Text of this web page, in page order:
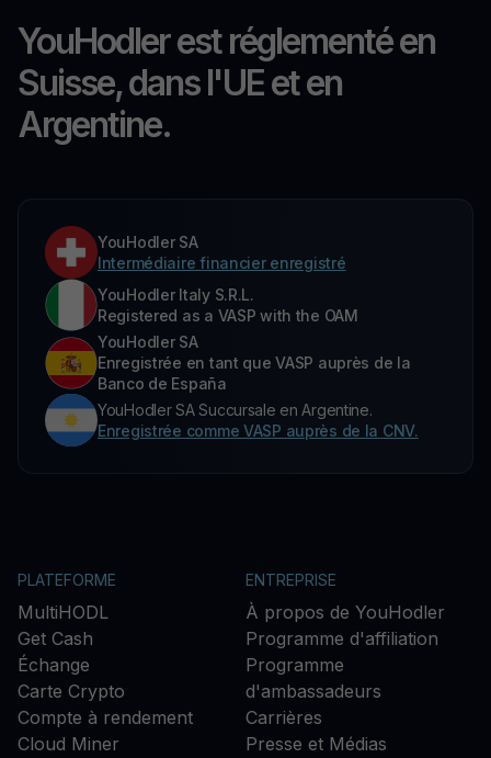
YouHodler est réglementé en
Suisse, dans l'UE et en
Argentine.
YouHodler SA
Intermédiaire financier enregistré
YouHodler Italy S.R.L.
Registered as a VASP with the OAM
YouHodler SA
Enregistrée en tant que VASP auprès de la
Banco de España
YouHodler SA Succursale en Argentine.
Enregistrée comme VASP auprès de la CNV.
PLATEFORME
MultiHODL
Get Cash
Échange
Carte Crypto
Compte à rendement
Cloud Miner
ENTREPRISE
À propos de YouHodler
Programme d'affiliation
Programme
d'ambassadeurs
Carrières
Presse et Médias